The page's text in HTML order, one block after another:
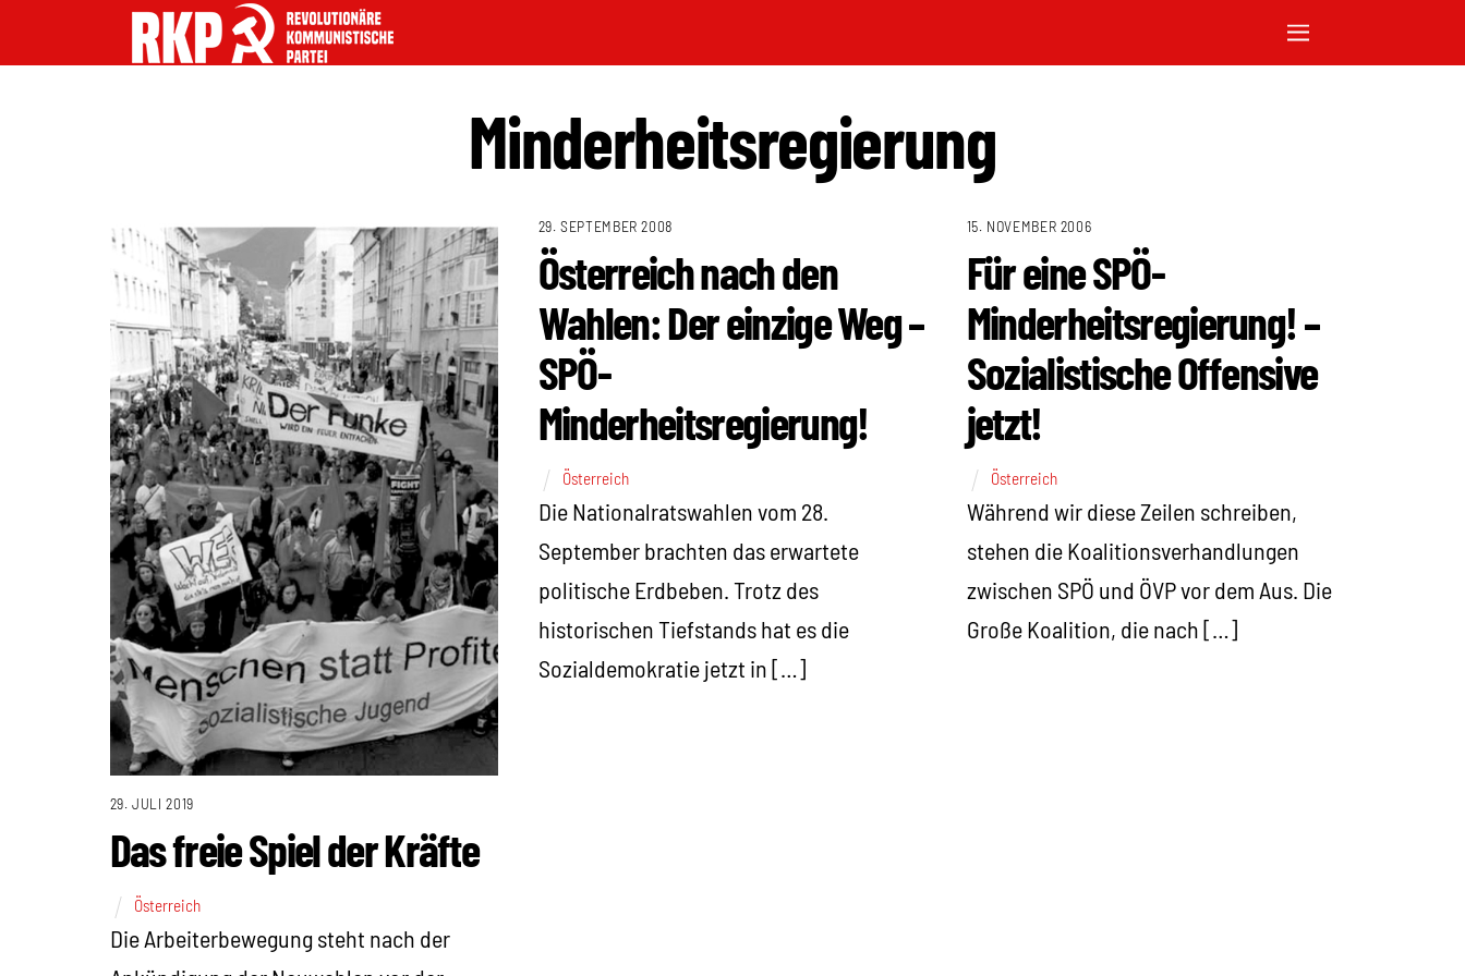
Minderheitsregierung
29. JULI 2019
Das freie Spiel der Kräfte
Österreich
Die Arbeiterbewegung steht nach der
29. SEPTEMBER 2008
Österreich nach den
Wahlen: Der einzige Weg –
SPÖ-
Minderheitsregierung!
Österreich
Die Nationalratswahlen vom 28.
September brachten das erwartete
politische Erdbeben. Trotz des
historischen Tiefstands hat es die
Sozialdemokratie jetzt in […]
15. NOVEMBER 2006
Für eine SPÖ-
Minderheitsregierung! –
Sozialistische Offensive
jetzt!
Österreich
Während wir diese Zeilen schreiben,
stehen die Koalitionsverhandlungen
zwischen SPÖ und ÖVP vor dem Aus. Die
Große Koalition, die nach […]